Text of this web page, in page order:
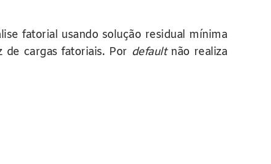
fatorial usando solução residual mínima
de cargas fatoriais. Por defaultnão realiza